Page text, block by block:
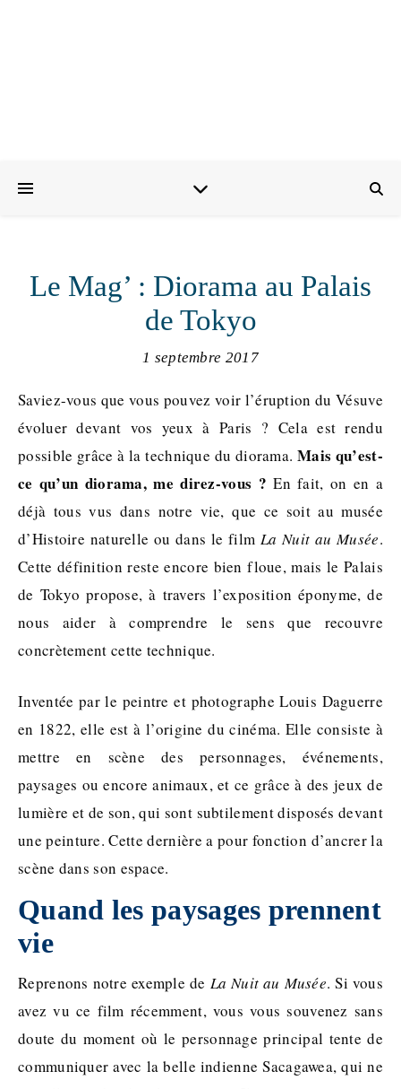
Le Mag’ : Diorama au Palais
de Tokyo
1 septembre 2017
Saviez-vous que vous pouvez voir l’éruption du Vésuve
évoluer devant vos yeux à Paris ? Cela est rendu
possible grâce à la technique du diorama.Mais qu’est-
ce qu’un diorama, me direz-vous ? En fait, on en a
déjà tous vus dans notre vie, que ce soit au musée
d’Histoire naturelle ou dans le film La Nuit au Musée.
Cette définition reste encore bien floue, mais le Palais
de Tokyo propose, à travers l’exposition éponyme, de
nous aider à comprendre le sens que recouvre
concrètement cette technique.
Inventée par le peintre et photographe Louis Daguerre
en 1822, elle est à l’origine du cinéma. Elle consiste à
mettre en scène des personnages, événements,
paysages ou encore animaux, et ce grâce à des jeux de
lumière et de son, qui sont subtilement disposés devant
une peinture. Cette dernière a pour fonction d’ancrer la
scène dans son espace.
Quand les paysages prennent
vie
Reprenons notre exemple de La Nuit au Musée. Si vous
avez vu ce film récemment, vous vous souvenez sans
doute du moment où le personnage principal tente de
communiquer avec la belle indienne Sacagawea, qui ne